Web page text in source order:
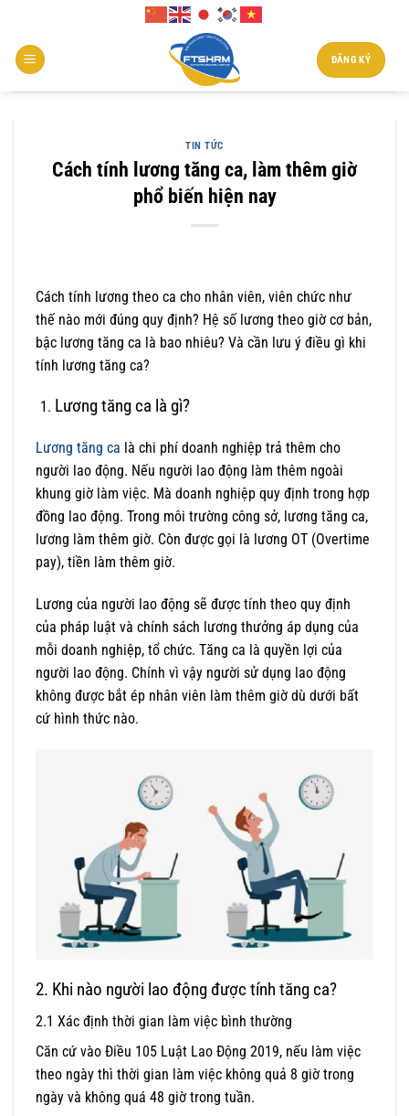
nội
dung
ĐĂNG KÝ
TIN TỨC
Cách tính lương tăng ca, làm thêm giờ
phổ biến hiện nay
Cách tính lương theo ca cho nhân viên, viên chức như
thế nào mới đúng quy định? Hệ số lương theo giờ cơ bản,
bậc lương tăng ca là bao nhiêu? Và cần lưu ý điều gì khi
tính lương tăng ca?
Lương tăng ca là gì?
Lương tăng ca là chi phí doanh nghiệp trả thêm cho
người lao động. Nếu người lao động làm thêm ngoài
khung giờ làm việc. Mà doanh nghiệp quy định trong hợp
đồng lao động. Trong môi trường công sở, lương tăng ca,
lương làm thêm giờ. Còn được gọi là lương OT (Overtime
pay), tiền làm thêm giờ.
Lương của người lao động sẽ được tính theo quy định
của pháp luật và chính sách lương thưởng áp dụng của
mỗi doanh nghiệp, tổ chức. Tăng ca là quyền lợi của
người lao động. Chính vì vậy người sử dụng lao động
không được bắt ép nhân viên làm thêm giờ dù dưới bất
cứ hình thức nào.
2. Khi nào người lao động được tính tăng ca?
2.1 Xác định thời gian làm việc bình thường
Căn cứ vào Điều 105 Luật Lao Động 2019, nếu làm việc
theo ngày thì thời gian làm việc không quả 8 giờ trong
ngày và không quá 48 giờ trong tuần.